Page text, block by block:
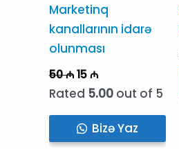
Marketinq
kanallarının idarə
olunması
50₼Original
was:
15₼
is:
Rated 5.00 out of 5
Bizə Yaz